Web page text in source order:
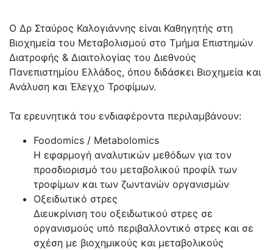
Ο Δρ Σταύρος Καλογιάννης είναι Καθηγητής στη
Βιοχημεία του Μεταβολισμού στο Τμήμα Επιστημών
Διατροφής & Διαιτολογίας του Διεθνούς
Πανεπιστημίου Ελλάδος, όπου διδάσκει Βιοχημεία και
Ανάλυση και Έλεγχο Τροφίμων.
Τα ερευνητικά του ενδιαφέροντα περιλαμβάνουν:
Foodomics / Metabolomics
Η εφαρμογή αναλυτικών μεθόδων για τον
προσδιορισμό του μεταβολικού προφίλ των
τροφίμων και των ζωντανών οργανισμών
Οξειδωτικό στρες
Διευκρίνιση του οξειδωτικού στρες σε
οργανισμούς υπό περιβαλλοντικό στρες και σε
σχέση με βιοχημικούς και μεταβολικούς